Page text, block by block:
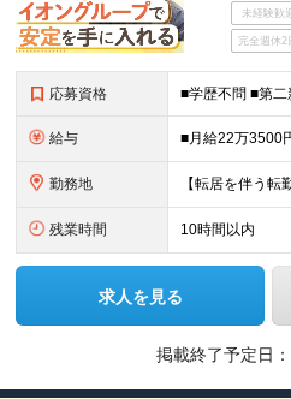
未経験歓
完全週休2
応募資格
給与
勤務地
残業時間 10時間以内
求人を見る
掲載終了予定日：